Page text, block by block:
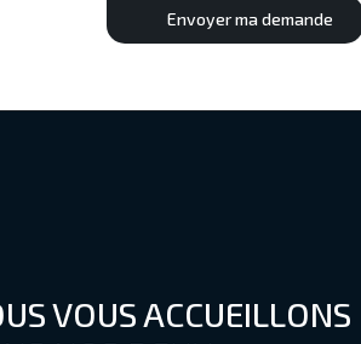
Envoyer ma demande
VOUS ACCUEILLONS